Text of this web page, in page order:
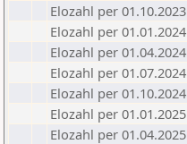
Elozahl per 01.10.2023
Elozahl per 01.01.2024
Elozahl per 01.04.2024
Elozahl per 01.07.2024
Elozahl per 01.10.2024
Elozahl per 01.01.2025
Elozahl per 01.04.2025